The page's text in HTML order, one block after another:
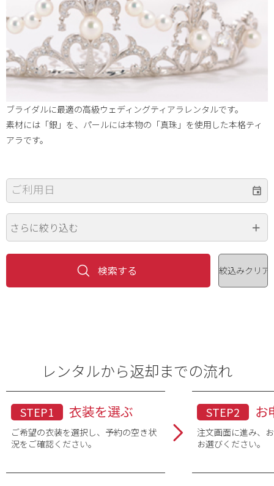
ブライダルに最適の高級ウェディングティアラレンタルです。
素材には「銀」を、パールには本物の「真珠」を使用した本格ティ
アラです。
ご利用日
さらに絞り込む
レンタルから返却までの流れ
STEP1 衣装を選ぶ
ご希望の衣装を選択し、予約の空き状
況をご確認ください。
STEP2 お
注文画面に進み、
お選びください。